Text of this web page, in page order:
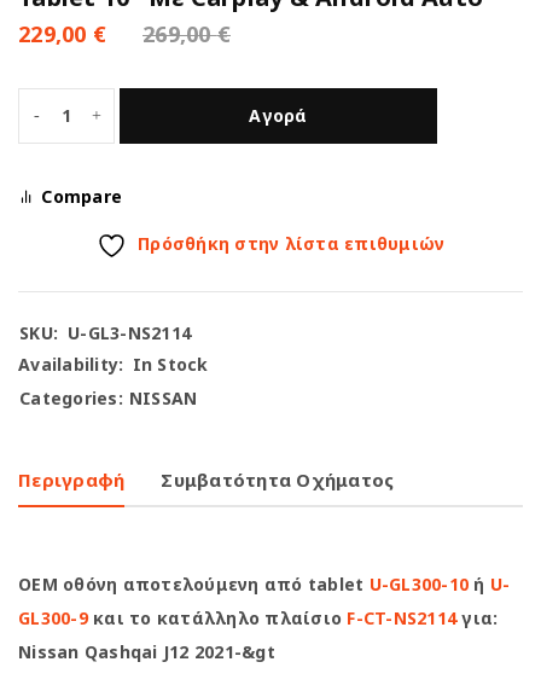
269,00€
229,00 €
Αγορά
Compare
Πρόσθήκη στην λίστα επιθυμιών
SKU: U-GL3-NS2114
Availability: In Stock
Categories: NISSAN
Περιγραφή Συμβατότητα Οχήματος
OEM οθόνη αποτελούμενη από tablet U-GL300-10 ή U-
GL300-9και το κατάλληλο πλαίσιο F-CT-NS2114για:
Nissan Qashqai J12 2021-&gt